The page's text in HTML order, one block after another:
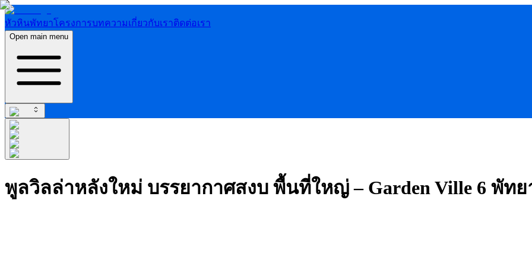
หัวหินพัทยาโครงการบทความเกี่ยวกับเราติดต่อเรา
Open main menu
พูลวิลล่าหลังใหม่ บรรยากาศสงบ พื้นที่ใหญ่ – Garden Ville 6 พัทย